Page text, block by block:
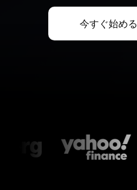
今すぐ始める